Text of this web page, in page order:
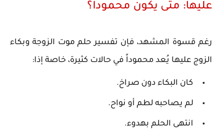
عليها: متى يكون محموداً؟
رغم قسوة المشهد، فإن تفسير حلم موت الزوجة وبكاء
الزوج عليها يُعد محموداً في حالات كثيرة، خاصة إذا:
كان البكاء دون صراخ.
لم يصاحبه لطم أو نواح.
انتهى الحلم بهدوء.